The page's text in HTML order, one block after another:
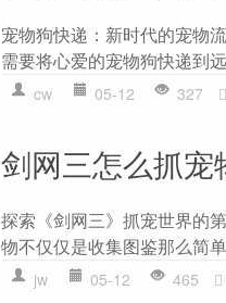
宠物狗快递：新时代的宠物
需要将心爱的宠物狗快递到
cw 05-12 327
剑网三怎么抓宠
探索《剑网三》抓宠世界的
物不仅仅是收集图鉴那么简
jw 05-12 465